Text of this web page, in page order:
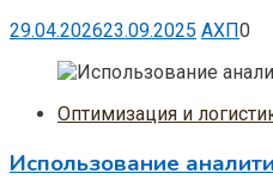
29.04.202623.09.2025 АХП0
Оптимизация и
Использование